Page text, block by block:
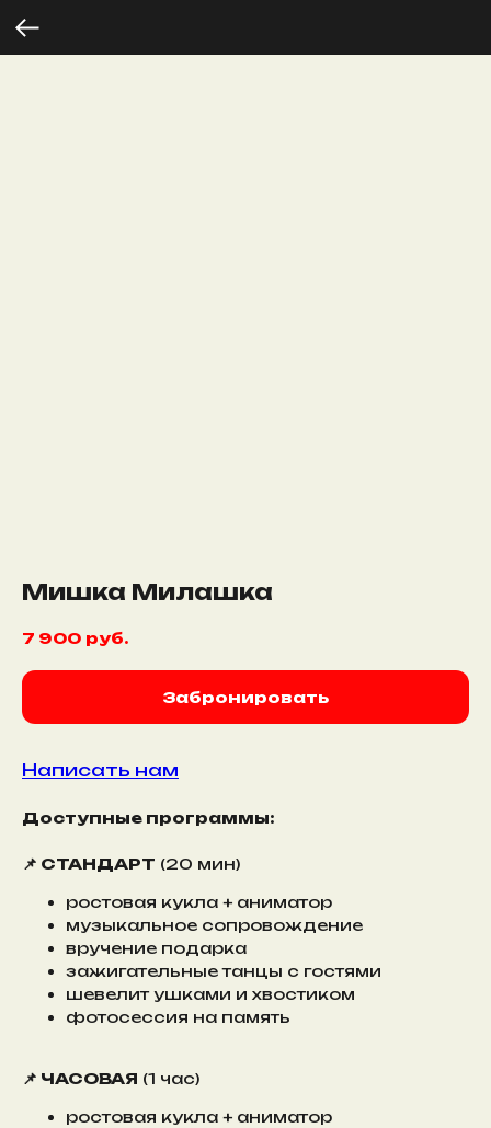
Мишка Милашка
7 900 руб.
Забронировать
Написать нам
Доступные программы:
📌 СТАНДАРТ (20 мин)
ростовая кукла + аниматор
музыкальное сопровождение
вручение подарка
зажигательные танцы с гостями
шевелит ушками и хвостиком
фотосессия на память
📌 ЧАСОВАЯ (1 час)
ростовая кукла + аниматор